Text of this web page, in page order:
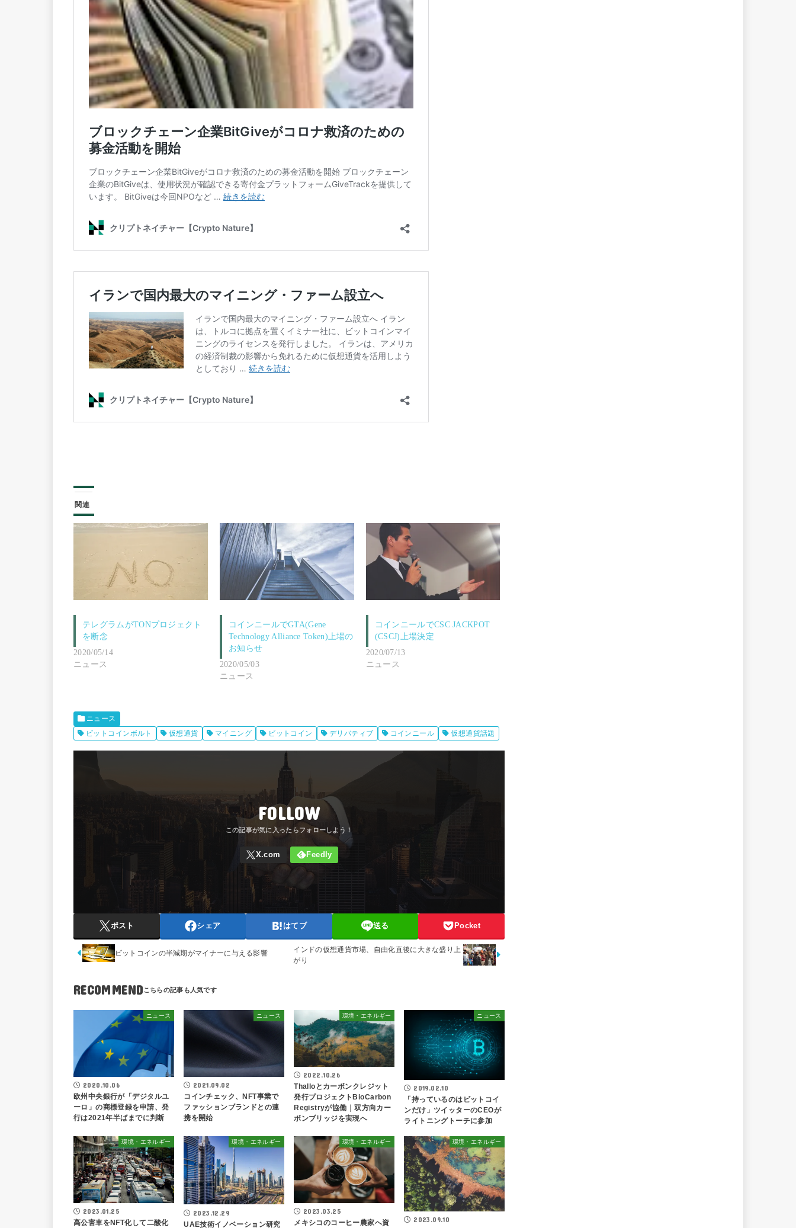
関連
テレグラムがTONプロジェクト
を断念
2020/05/14
ニュース
コインニールでGTA(Gene
Technology Alliance Token)上場の
お知らせ
2020/05/03
ニュース
コインニールでCSC JACKPOT
(CSCJ)上場決定
2020/07/13
ニュース
ニュース
ビットコインボルト
仮想通貨 マイニング ビットコイン デリバティブ コインニール 仮想通貨話題
FOLLOW
ポスト シェア はてブ 送る Pocket
ビットコインの半減期がマイナーに与える影響
インドの仮想通貨市場、自由化直後に大きな盛り上
がり
RECOMMEND
ニュース
2020.10.06
欧州中央銀行が「デジタルユ
ーロ」の商標登録を申請、発
行は2021年半ばまでに判断
ニュース
2021.09.02
コインチェック、NFT事業で
ファッションブランドとの連
携を開始
環境・エネルギー
2022.10.26
Thalloとカーボンクレジット
発行プロジェクトBioCarbon
Registryが協働｜双方向カー
ボンブリッジを実現へ
ニュース
2019.02.10
「持っているのはビットコイ
ンだけ」ツイッターのCEOが
ライトニングトーチに参加
環境・エネルギー
2023.01.25
高公害車をNFT化して二酸化
環境・エネルギー
2023.12.29
UAE技術イノベーション研究
環境・エネルギー
2023.03.25
メキシコのコーヒー農家へ資
環境・エネルギー
2023.09.10